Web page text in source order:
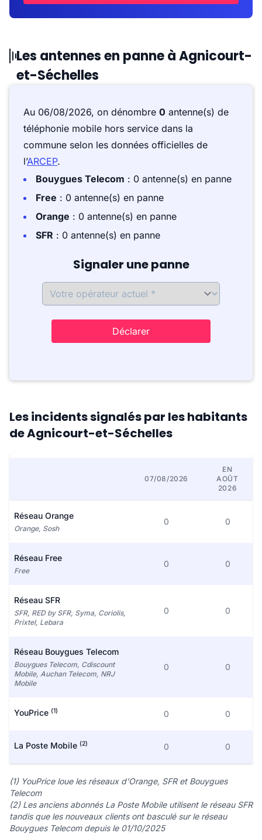
Les antennes en panne à Agnicourt-
et-Séchelles
Au 06/08/2026, on dénombre 0 antenne(s) de
téléphonie mobile hors service dans la
commune selon les données officielles de
l’ARCEP.
Bouygues Telecom : 0 antenne(s) en panne
Free : 0 antenne(s) en panne
Orange : 0 antenne(s) en panne
SFR : 0 antenne(s) en panne
Signaler une panne
Déclarer
Les incidents signalés par les habitants
de Agnicourt-et-Séchelles
07/08/2026
EN
AOÛT
2026
Réseau Orange
Orange, Sosh
0 0
Réseau Free
Free
0 0
Réseau SFR
SFR, RED by SFR, Syma, Coriolis,
Prixtel, Lebara
0 0
Réseau Bouygues Telecom
Bouygues Telecom, Cdiscount
Mobile, Auchan Telecom, NRJ
Mobile
0 0
YouPrice (1) 0 0
La Poste Mobile (2) 0 0
(1) YouPrice loue les réseaux d'Orange, SFR et Bouygues
Telecom
(2) Les anciens abonnés La Poste Mobile utilisent le réseau SFR
tandis que les nouveaux clients ont basculé sur le réseau
Bouygues Telecom depuis le 01/10/2025